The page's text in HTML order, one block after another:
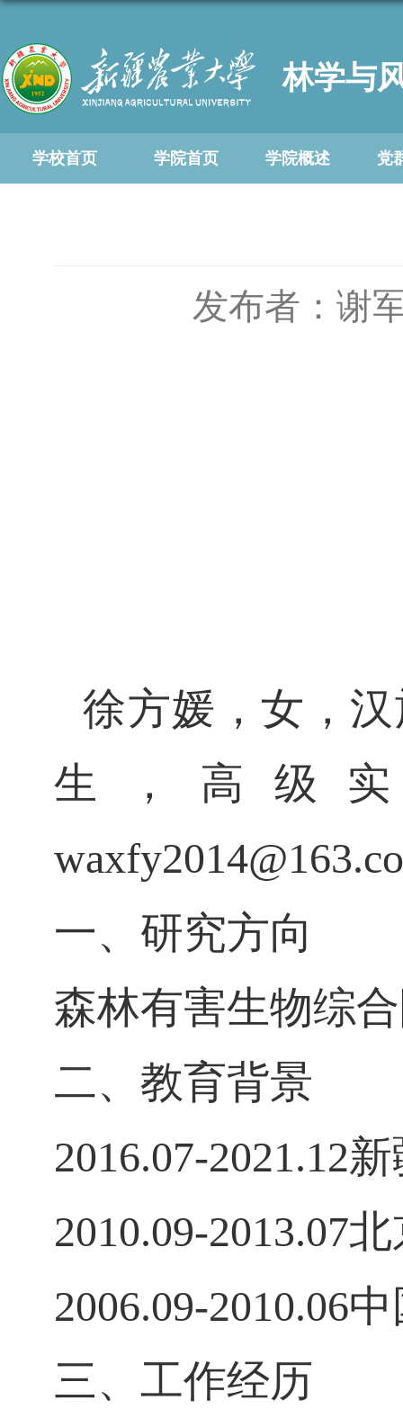
林学与
学校首页 学院首页 学院概述 党
发布者：谢
徐方媛，女，
生，高级
一、研究方向
森林有害生物综
二、教育背景
2016.07-2021.12
2010.09-2013.07
2006.09-2010.06
三、工作经历